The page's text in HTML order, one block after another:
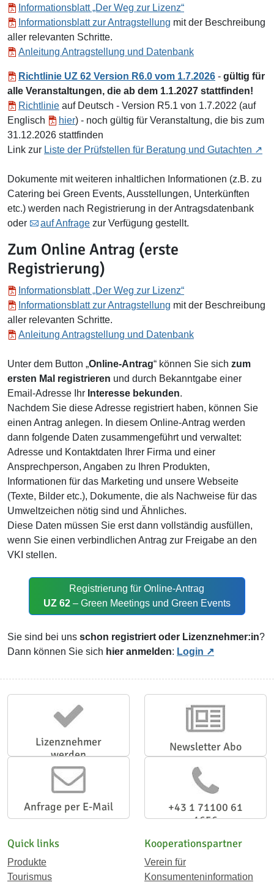
Informationsblatt „Der Weg zur Lizenz“
Informationsblatt zur Antragstellung mit der Beschreibung
aller relevanten Schritte.
Anleitung Antragstellung und Datenbank
Richtlinie UZ 62 Version R6.0 vom 1.7.2026 - gültig für
alle Veranstaltungen, die ab dem 1.1.2027 stattfinden!
Richtlinie auf Deutsch - Version R5.1 von 1.7.2022 (auf
Englisch
hier) - noch gültig für Veranstaltung, die bis zum
31.12.2026 stattfinden
Link zur Liste der Prüfstellen für Beratung und Gutachten
Dokumente mit weiteren inhaltlichen Informationen (z.B. zu
Catering bei Green Events, Ausstellungen, Unterkünften
etc.) werden nach Registrierung in der Antragsdatenbank
oder
auf Anfrage zur Verfügung gestellt.
Zum Online Antrag (erste
Registrierung)
Informationsblatt „Der Weg zur Lizenz“
Informationsblatt zur Antragstellung mit der Beschreibung
aller relevanten Schritte.
Anleitung Antragstellung und Datenbank
Unter dem Button „Online-Antrag“ können Sie sich zum
ersten Mal registrieren und durch Bekanntgabe einer
Email-Adresse Ihr Interesse bekunden.
Nachdem Sie diese Adresse registriert haben, können Sie
einen Antrag anlegen. In diesem Online-Antrag werden
dann folgende Daten zusammengeführt und verwaltet:
Adresse und Kontaktdaten Ihrer Firma und einer
Ansprechperson, Angaben zu Ihren Produkten,
Informationen für das Marketing und unsere Webseite
(Texte, Bilder etc.), Dokumente, die als Nachweise für das
Umweltzeichen nötig sind und Ähnliches.
Diese Daten müssen Sie erst dann vollständig ausfüllen,
wenn Sie einen verbindlichen Antrag zur Freigabe an den
VKI stellen.
Registrierung für Online-Antrag
UZ 62– Green Meetings und Green Events
Sie sind bei uns schon registriert oder Lizenznehmer:in?
Dann können Sie sich hier anmelden: Login
Lizenznehmer
werden
Newsletter Abo
Anfrage per E-Mail
+43 1 71100 61
1656
Quick links
Produkte
Tourismus
Kooperationspartner
Verein für
Konsumenteninformation